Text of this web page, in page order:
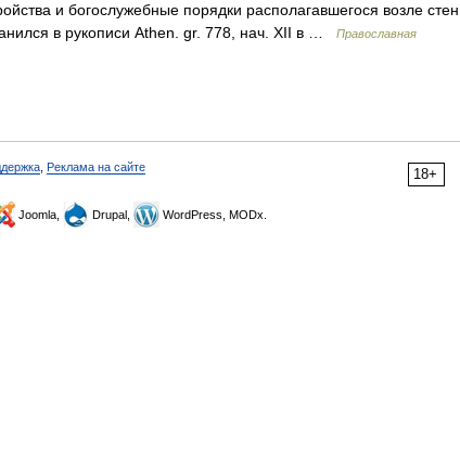
и богослужебные порядки располагавшегося возле
в рукописи Athen. gr. 778, нач. XII в …
Православная
18+
Реклама на сайте
Joomla, Drupal, WordPress, MODx.